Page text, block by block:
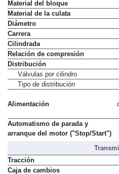
Material del bloque
Material de la culata
Diámetro
Carrera
Cilindrada
Relación de compresión
Distribución
Válvulas por cilindro
Tipo de distribución
Alimentación
Automatismo de parada y
arranque del motor ("Stop/Start")
Tracción
Caja de cambios